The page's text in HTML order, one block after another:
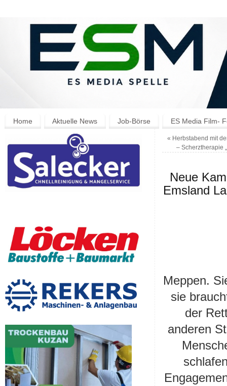
Home Aktuelle News Job-Börse ES Media Film-
« Herbstabend mit
– Scherztherapie
Neue
Emsland
Meppen.
sie
der
anderen